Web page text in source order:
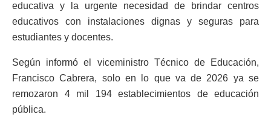
educativa y la urgente necesidad de brindar centros
educativos con instalaciones dignas y seguras para
estudiantes y docentes.
Según informó el viceministro Técnico de Educación,
Francisco Cabrera, solo en lo que va de 2026 ya se
remozaron 4 mil 194 establecimientos de educación
pública.